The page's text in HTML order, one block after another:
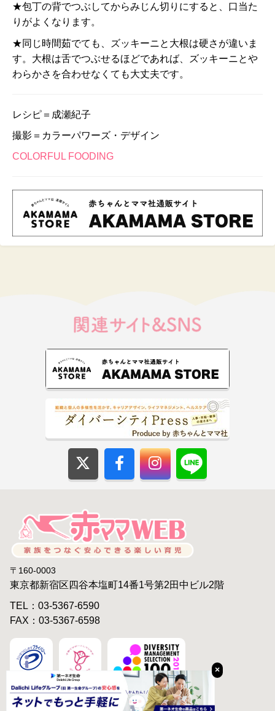
★包丁の背でつぶしてからみじん切りにすると、口当た
りがよくなります。
★同じ時間茹でても、ズッキーニと大根は硬さが違いま
す。大根は舌でつぶせるほどであれば、ズッキーニとや
わらかさを合わせなくても大丈夫です。
レシピ＝成瀬紀子
撮影＝カラーパワーズ・デザイン
COLORFUL FOODING
×
〒160-0003
東京都新宿区四谷本塩町14番1号第2田中ビル2階
TEL：03-5367-6590
FAX：03-5367-6598